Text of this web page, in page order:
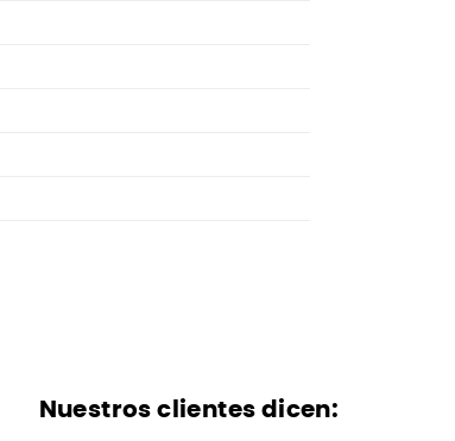
Nuestros clientes dicen: